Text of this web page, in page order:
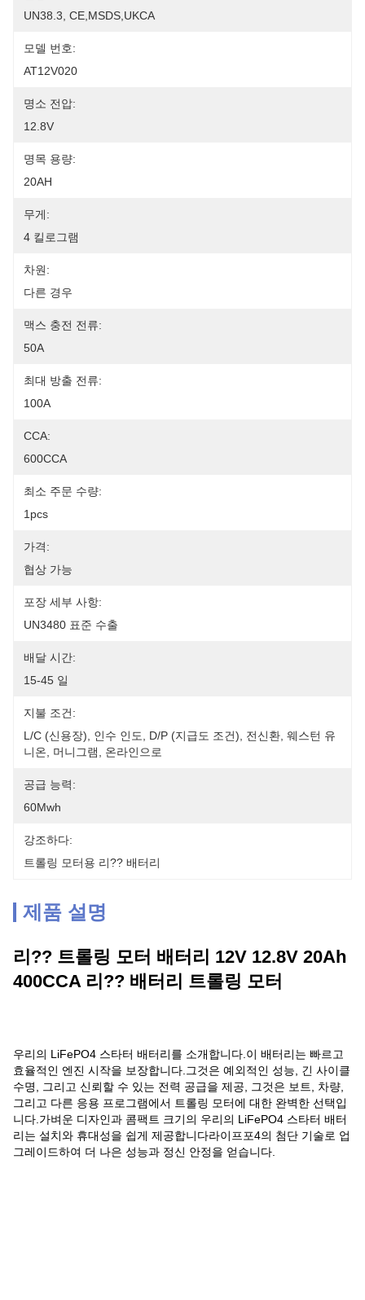
UN38.3, CE,MSDS,UKCA
모델 번호:
AT12V020
명소 전압:
12.8V
명목 용량:
20AH
무게:
4 킬로그램
차원:
다른 경우
맥스 충전 전류:
50A
최대 방출 전류:
100A
CCA:
600CCA
최소 주문 수량:
1pcs
가격:
협상 가능
포장 세부 사항:
UN3480 표준 수출
배달 시간:
15-45 일
지불 조건:
L/C (신용장), 인수 인도, D/P (지급도 조건), 전신환, 웨스턴 유
니온, 머니그램, 온라인으로
공급 능력:
60Mwh
강조하다:
트롤링 모터용 리?? 배터리
제품 설명
리?? 트롤링 모터 배터리 12V 12.8V 20Ah
400CCA 리?? 배터리 트롤링 모터
우리의 LiFePO4 스타터 배터리를 소개합니다.이 배터리는 빠르고
효율적인 엔진 시작을 보장합니다.그것은 예외적인 성능, 긴 사이클
수명, 그리고 신뢰할 수 있는 전력 공급을 제공, 그것은 보트, 차량,
그리고 다른 응용 프로그램에서 트롤링 모터에 대한 완벽한 선택입
니다.가벼운 디자인과 콤팩트 크기의 우리의 LiFePO4 스타터 배터
리는 설치와 휴대성을 쉽게 제공합니다라이프포4의 첨단 기술로 업
그레이드하여 더 나은 성능과 정신 안정을 얻습니다.